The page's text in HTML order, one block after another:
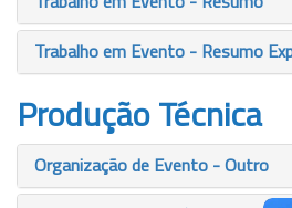
Trabalho em Evento - Resumo
Produção Técnica
Organização de Evento - Outro